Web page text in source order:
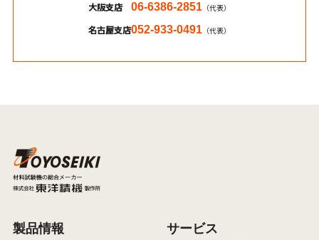
大阪支店 06-6386-2851 （代表）
名古屋支店052-933-0491 （代表）
製品情報 サービス